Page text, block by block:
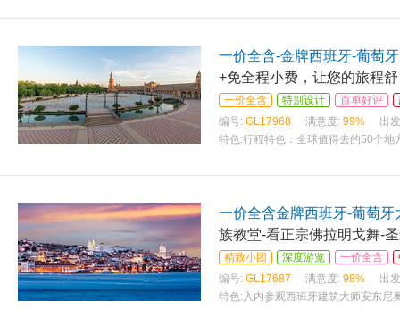
一价全含-金牌西班牙-葡萄
+免全程小费，让您的旅程
一价全含 特别设计 百单好评
编号: GL17968 满意度: 99%
出
特色:行程特色：全球值得去的50个地
一价全含金牌西班牙-葡萄牙
族教堂-看正宗佛拉明戈舞-
精致小团 深度游览 一价全含
编号: GL17687 满意度: 98%
出
特色: 入内参观西班牙建筑大师安东尼